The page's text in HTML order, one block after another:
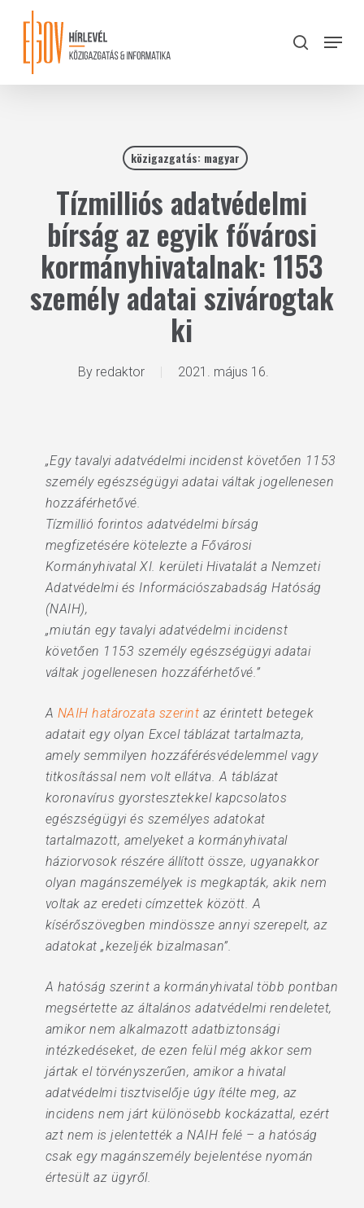
content
search
Menu
közigazgatás: magyar
Tízmilliós adatvédelmi
bírság az egyik fővárosi
kormányhivatalnak: 1153
személy adatai szivárogtak
ki
By redaktor 2021. május 16.
„Egy tavalyi adatvédelmi incidenst követően 1153
személy egészségügyi adatai váltak jogellenesen
hozzáférhetővé.
Tízmillió forintos adatvédelmi bírság
megfizetésére kötelezte a Fővárosi
Kormányhivatal XI. kerületi Hivatalát a Nemzeti
Adatvédelmi és Információszabadság Hatóság
(NAIH),
„miután egy tavalyi adatvédelmi incidenst
követően 1153 személy egészségügyi adatai
váltak jogellenesen hozzáférhetővé.”
A NAIH határozata szerint az érintett betegek
adatait egy olyan Excel táblázat tartalmazta,
amely semmilyen hozzáférésvédelemmel vagy
titkosítással nem volt ellátva. A táblázat
koronavírus gyorstesztekkel kapcsolatos
egészségügyi és személyes adatokat
tartalmazott, amelyeket a kormányhivatal
háziorvosok részére állított össze, ugyanakkor
olyan magánszemélyek is megkapták, akik nem
voltak az eredeti címzettek között. A
kísérőszövegben mindössze annyi szerepelt, az
adatokat „kezeljék bizalmasan”.
A hatóság szerint a kormányhivatal több pontban
megsértette az általános adatvédelmi rendeletet,
amikor nem alkalmazott adatbiztonsági
intézkedéseket, de ezen felül még akkor sem
jártak el törvényszerűen, amikor a hivatal
adatvédelmi tisztviselője úgy ítélte meg, az
incidens nem járt különösebb kockázattal, ezért
azt nem is jelentették a NAIH felé – a hatóság
csak egy magánszemély bejelentése nyomán
értesült az ügyről.
Close